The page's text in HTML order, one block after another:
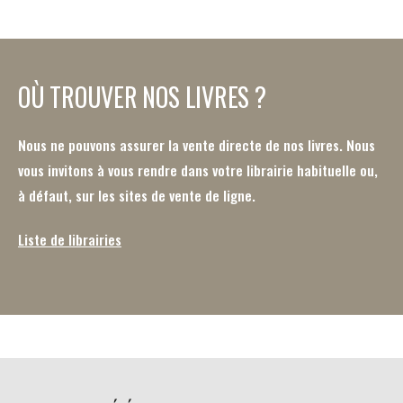
OÙ TROUVER NOS LIVRES ?
Nous ne pouvons assurer la vente directe de nos livres. Nous
vous invitons à vous rendre dans votre librairie habituelle ou,
à défaut, sur les sites de vente de ligne.
Liste de librairies